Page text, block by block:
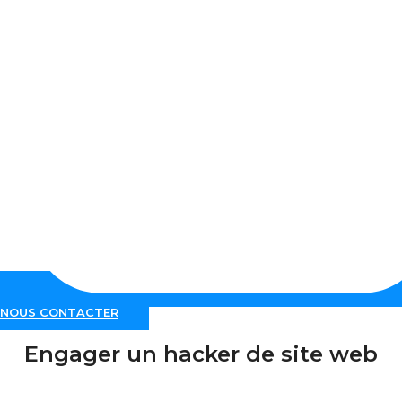
NOUS CONTACTER
Engager un hacker de site web